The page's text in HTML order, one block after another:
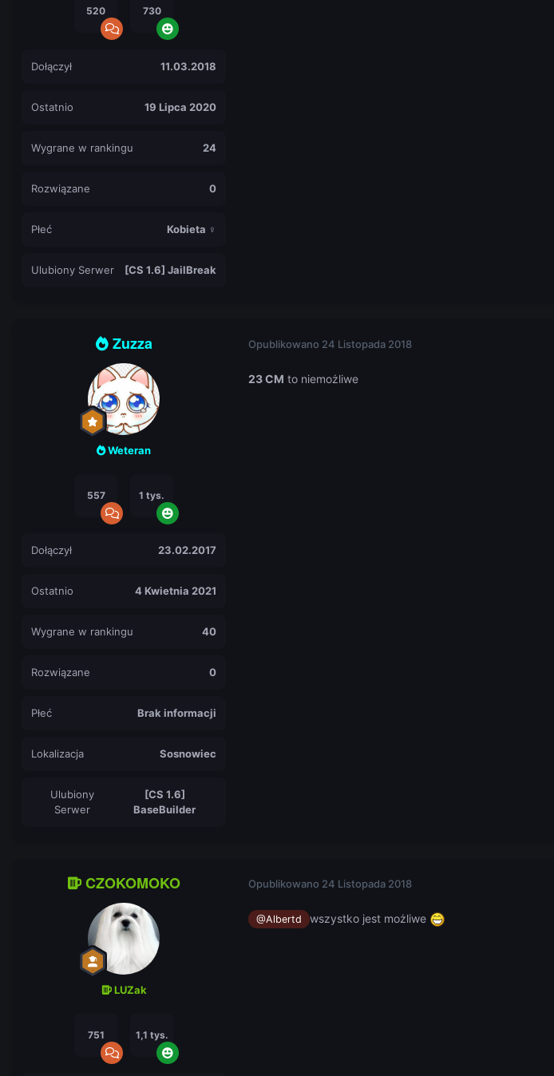
520 730
Dołączył 11.03.2018
Ostatnio 19 Lipca 2020
Wygrane w rankingu 24
Rozwiązane 0
Płeć Kobieta ♀
Ulubiony Serwer [CS 1.6] JailBreak
Zuzza
Weteran
557 1 tys.
Dołączył 23.02.2017
Ostatnio 4 Kwietnia 2021
Wygrane w rankingu 40
Rozwiązane 0
Płeć Brak informacji
Lokalizacja Sosnowiec
Ulubiony
Serwer
[CS 1.6]
BaseBuilder
Opublikowano 24 Listopada 2018
23 CM to niemożliwe
CZOKOMOKO
LUZak
751 1,1 tys.
Opublikowano 24 Listopada 2018
@Albertd wszystko jest możliwe